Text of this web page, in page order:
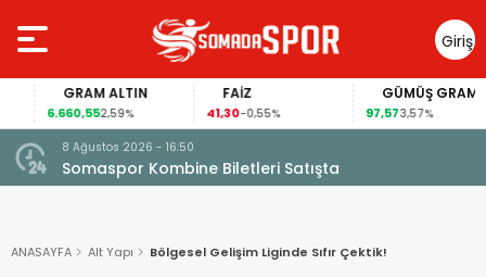
Giriş
Yap
GRAM ALTIN
6.660,552,59%
FAİZ
41,30-0,55%
GÜMÜŞ GRAM
97,573,57%
8 Ağustos 2026 - 16:50
Somaspor Kombine Biletleri Satışta
ANASAYFA Alt Yapı Bölgesel Gelişim Liginde Sıfır Çektik!